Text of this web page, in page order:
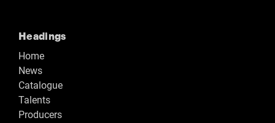
Headings
Home
News
Catalogue
Talents
Producers